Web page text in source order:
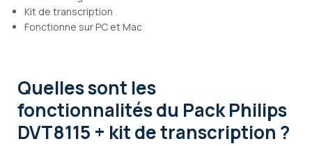
Kit de transcription
Fonctionne sur PC et Mac
Quelles sont les
fonctionnalitésdu Pack Philips
DVT8115 + kit de transcription ?